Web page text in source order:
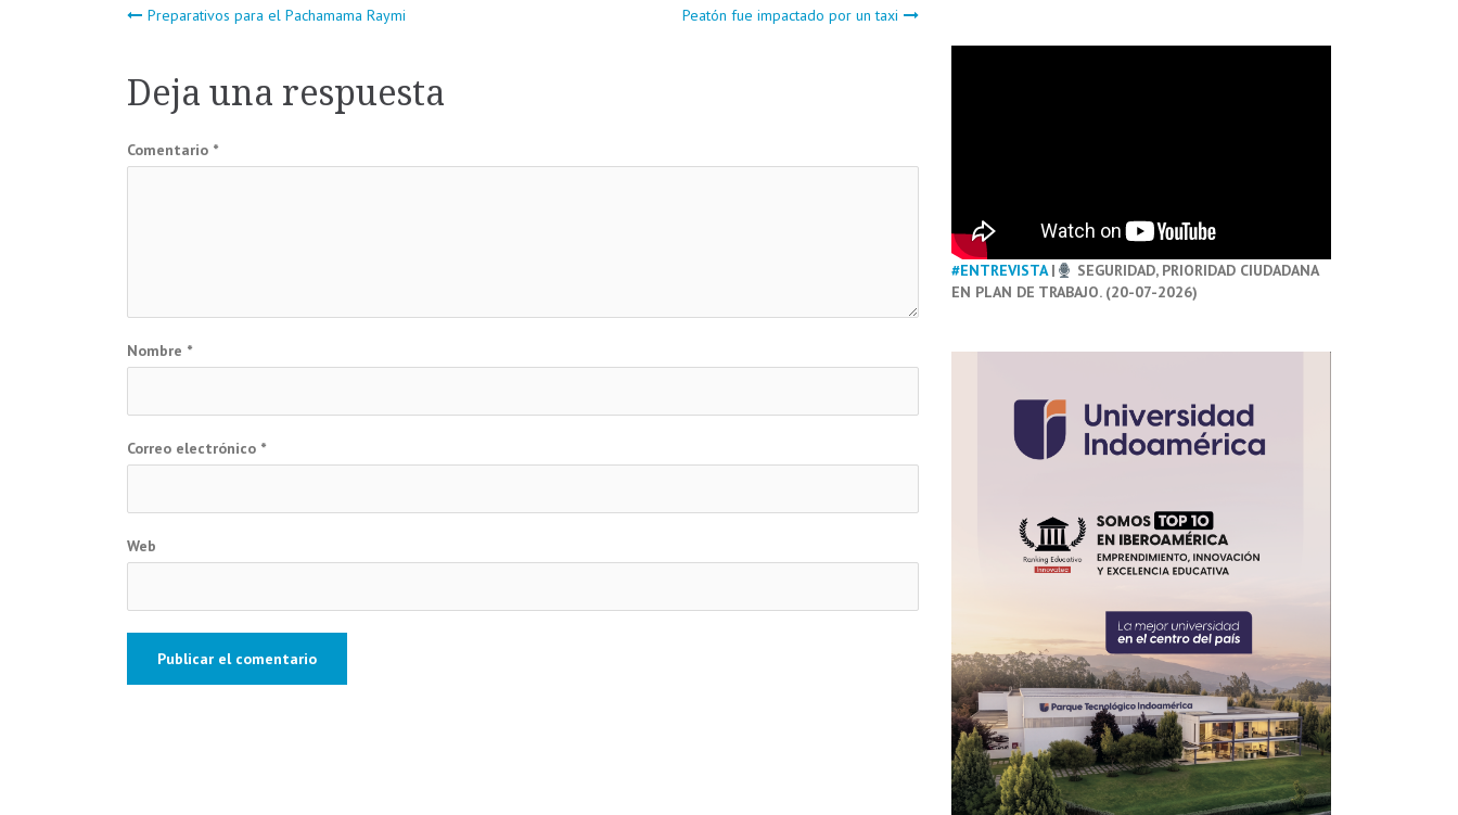
Navegación
de
entradas
Preparativos para el Pachamama Raymi Peatón fue impactado por un taxi
Deja una respuesta
Comentario *
Nombre *
Correo electrónico *
Web
#ENTREVISTA|
SEGURIDAD, PRIORIDAD CIUDADANA
EN PLAN DE TRABAJO. (20-07-2026)